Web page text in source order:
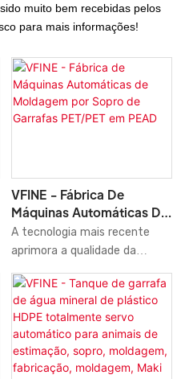
muito bem recebidas pelos
para mais informações!
VFINE - Fábrica De
Máquinas Automáticas De
Moldagem Por Sopro De
Garrafas PET/PET Em
A tecnologia mais recente
aprimora a qualidade da
Moldagem por Sopro de
Garrafas de Plástico PET
HDPE, totalmente
automatizada, fabricada por
fabricantes de máquinas de